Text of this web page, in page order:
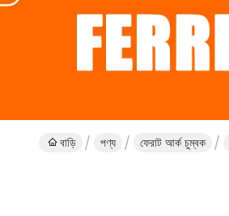
বাড়ি পণ্য ফেরাট আর্ক চুম্বক